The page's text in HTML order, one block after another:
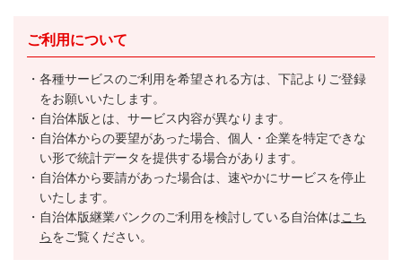
ご利用について
各種サービスのご利用を希望される方は、下記よりご登録
をお願いいたします。
自治体版とは、サービス内容が異なります。
自治体からの要望があった場合、個人・企業を特定できな
い形で統計データを提供する場合があります。
自治体から要請があった場合は、速やかにサービスを停止
いたします。
自治体版継業バンクのご利用を検討している自治体はこち
らをご覧ください。